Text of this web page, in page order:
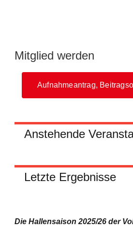
Mitglied werden
Aufnahmeantrag,
Anstehende
Letzte Ergebnisse
Die Hallensaison 2025/26 der